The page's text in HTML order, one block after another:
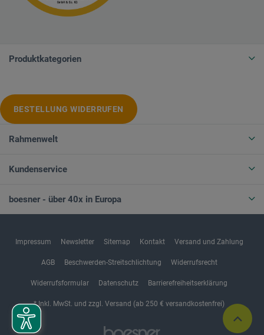
Produktkategorien
BESTELLUNG WIDERRUFEN
Rahmenwelt
Kundenservice
boesner - über 40x in Europa
Impressum Newsletter Sitemap Kontakt Versand und Zahlung
AGB Beschwerden-Streitschlichtung Widerrufsrecht
Widerrufsformular Datenschutz Barrierefreiheitserklärung
* Inkl. MwSt. und zzgl. Versand (ab 250 € versandkostenfrei)